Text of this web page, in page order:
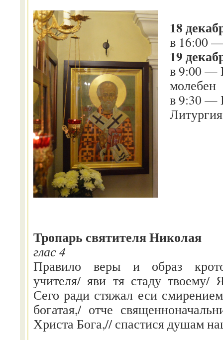
18
в 16:00
19
в 9:00 —
молебен
в 9:30 —
Литургия
Тропарь святителя Николая
глас 4
Правило веры и образ
учителя/ яви тя стаду
Сего ради стяжал еси
богатая,/ отче
Христа Бога,// спастися душам